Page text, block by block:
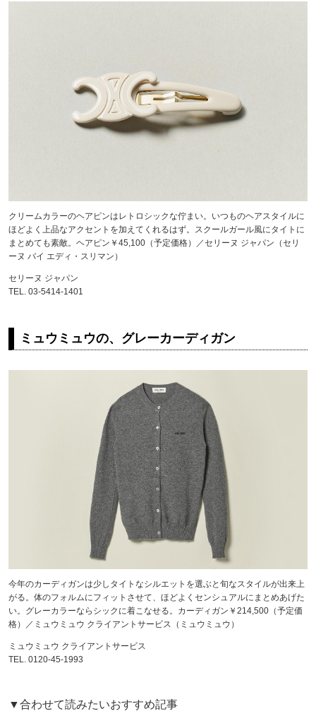
クリームカラーのヘアピンはレトロシックな佇まい。いつものヘアスタイルに
ほどよく上品なアクセントを加えてくれるはず。スクールガール風にタイトに
まとめても素敵。ヘアピン￥45,100（予定価格）／セリーヌ ジャパン（セリ
ーヌ バイ エディ・スリマン）
セリーヌ ジャパン
TEL. 03-5414-1401
ミュウミュウの、グレーカーディガン
今年のカーディガンは少しタイトなシルエットを選ぶと旬なスタイルが出来上
がる。体のフォルムにフィットさせて、ほどよくセンシュアルにまとめあげた
い。グレーカラーならシックに着こなせる。カーディガン￥214,500（予定価
格）／ミュウミュウ クライアントサービス（ミュウミュウ）
ミュウミュウ クライアントサービス
TEL. 0120-45-1993
▼合わせて読みたいおすすめ記事